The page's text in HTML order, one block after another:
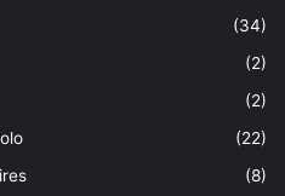
(34)
(2)
(2)
(22)
(8)